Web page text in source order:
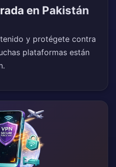
en Pakistán
y protégete contra
plataformas están